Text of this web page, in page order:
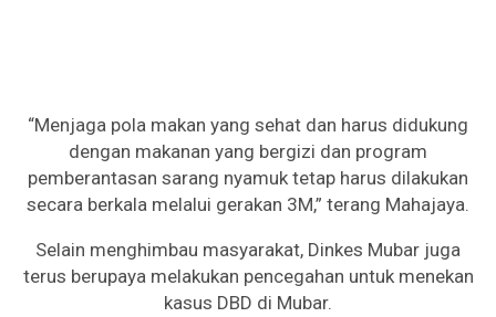
“Menjaga pola makan yang sehat dan harus didukung
dengan makanan yang bergizi dan program
pemberantasan sarang nyamuk tetap harus dilakukan
secara berkala melalui gerakan 3M,” terang Mahajaya.
Selain menghimbau masyarakat, Dinkes Mubar juga
terus berupaya melakukan pencegahan untuk menekan
kasus DBD di Mubar.